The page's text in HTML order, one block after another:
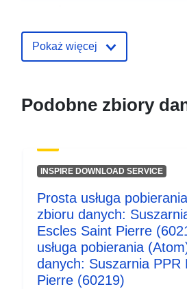
Identyfikatory:
3a8b-
4a4c-
Typ:
Zasób:
http://
codelist/
Pokaż więcej
Podobne zbiory
INSPIRE DOWNLOAD SERVICE
Prosta usługa
zbioru danych:
Escles Saint Pierre
usługa pobierania
danych: Suszarnia PPR
Pierre (60219)